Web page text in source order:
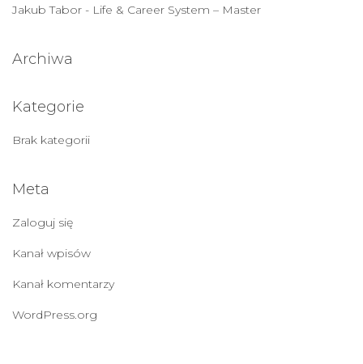
Jakub Tabor - Life & Career System – Master
Archiwa
Kategorie
Brak kategorii
Meta
Zaloguj się
Kanał wpisów
Kanał komentarzy
WordPress.org